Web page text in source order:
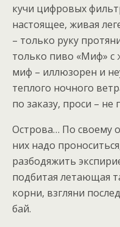
кучи цифровых
настоящее, живая
– только руку
только пиво «Миф»
миф – иллюзорен и
теплого ночного
по заказу, проси –
Острова… По своему
них надо
разбодяжить
подбитая летающая
корни, взгляни
бай.